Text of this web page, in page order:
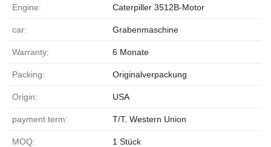
Engine: Caterpiller 3512B-Motor
car: Grabenmaschine
Warranty: 6 Monate
Packing: Originalverpackung
Origin: USA
payment term: T/T. Western Union
MOQ: 1 Stück